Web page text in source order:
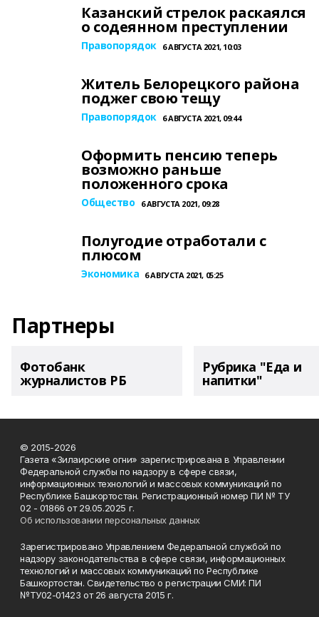
Казанский стрелок раскаялся
о содеянном преступлении
Правопорядок 6 АВГУСТА 2021, 10:03
Житель Белорецкого района
поджег свою тещу
Правопорядок 6 АВГУСТА 2021, 09:44
Оформить пенсию теперь
возможно раньше
положенного срока
Общество 6 АВГУСТА 2021, 09:28
Полугодие отработали с
плюсом
Экономика 6 АВГУСТА 2021, 05:25
Партнеры
Фотобанк
журналистов РБ
Рубрика "Еда и
напитки"
© 2015-2026
Газета «Зилаирские огни» зарегистрирована в Управлении
Федеральной службы по надзору в сфере связи,
информационных технологий и массовых коммуникаций по
Республике Башкортостан. Регистрационный номер ПИ № ТУ
02 - 01866 от 29.05.2025 г.
Об использовании персональных данных
Зарегистрировано Управлением Федеральной службой по
надзору законодательства в сфере связи, информационных
технологий и массовых коммуникаций по Республике
Башкортостан. Свидетельство о регистрации СМИ: ПИ
№ТУ02-01423 от 26 августа 2015 г.